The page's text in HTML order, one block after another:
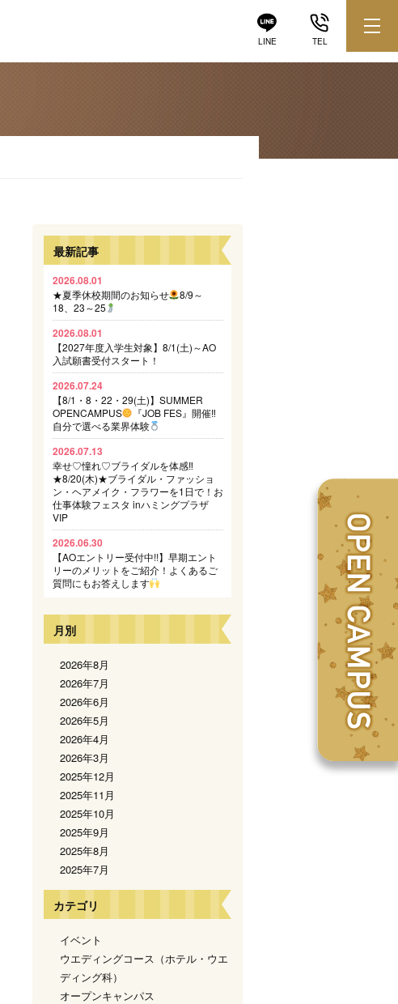
LINE TEL
最新記事
2026.08.01
★夏季休校期間のお知らせ
8/9～
18、23～25
2026.08.01
【2027年度入学生対象】8/1(土)～AO
入試願書受付スタート！
2026.07.24
【8/1・8・22・29(土)】SUMMER
OPENCAMPUS
『JOB FES』開催‼
自分で選べる業界体験
2026.07.13
幸せ♡憧れ♡ブライダルを体感‼
★8/20(木)★ブライダル・ファッショ
ン・ヘアメイク・フラワーを1日で！お
仕事体験フェスタ inハミングプラザ
VIP
2026.06.30
【AOエントリー受付中!!】早期エント
リーのメリットをご紹介！よくあるご
質問にもお答えします
月別
2026年8月
2026年7月
2026年6月
2026年5月
2026年4月
2026年3月
2025年12月
2025年11月
2025年10月
2025年9月
2025年8月
2025年7月
カテゴリ
イベント
ウエディングコース（ホテル・ウエ
ディング科）
オープンキャンパス